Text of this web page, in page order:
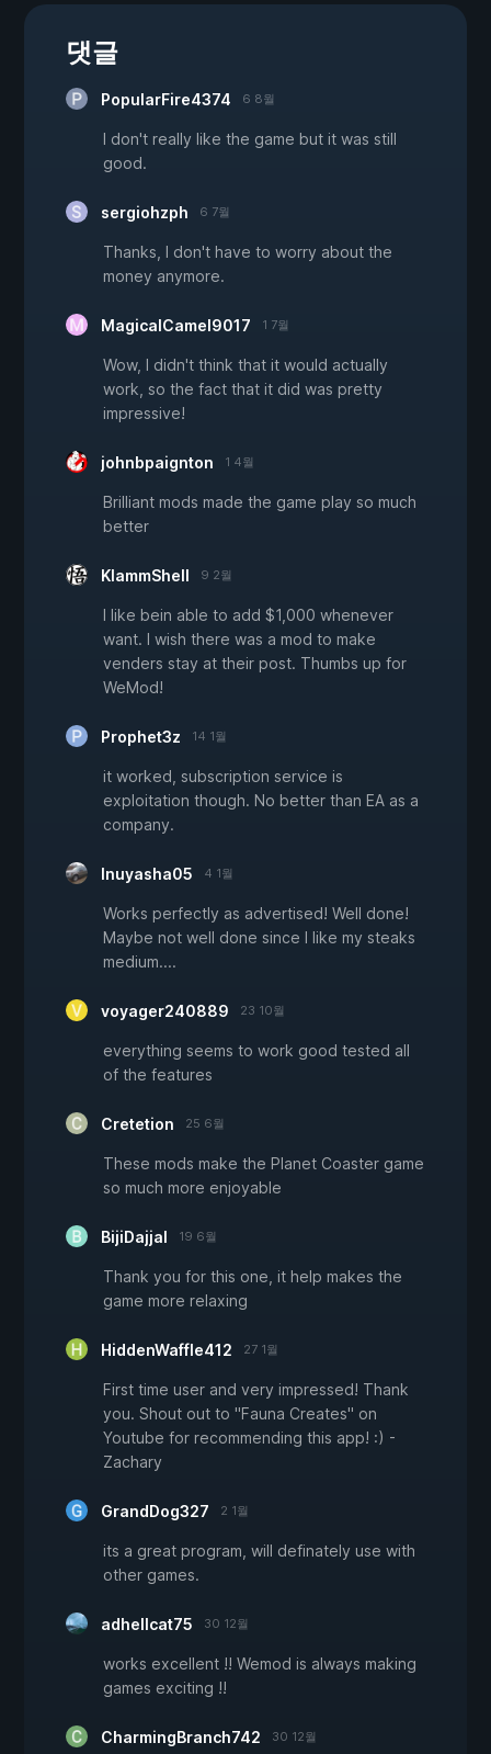
댓글
PopularFire4374 6 8월
I don't really like the game but it was still
good.
sergiohzph 6 7월
Thanks, I don't have to worry about the
money anymore.
MagicalCamel9017 1 7월
Wow, I didn't think that it would actually
work, so the fact that it did was pretty
impressive!
johnbpaignton 1 4월
Brilliant mods made the game play so much
better
KlammShell 9 2월
I like bein able to add $1,000 whenever
want. I wish there was a mod to make
venders stay at their post. Thumbs up for
WeMod!
Prophet3z 14 1월
it worked, subscription service is
exploitation though. No better than EA as a
company.
Inuyasha05 4 1월
Works perfectly as advertised! Well done!
Maybe not well done since I like my steaks
medium....
voyager240889 23 10월
everything seems to work good tested all
of the features
Cretetion 25 6월
These mods make the Planet Coaster game
so much more enjoyable
BijiDajjal 19 6월
Thank you for this one, it help makes the
game more relaxing
HiddenWaffle412 27 1월
First time user and very impressed! Thank
you. Shout out to "Fauna Creates" on
Youtube for recommending this app! :) -
Zachary
GrandDog327 2 1월
its a great program, will definately use with
other games.
adhellcat75 30 12월
works excellent !! Wemod is always making
games exciting !!
CharmingBranch742 30 12월